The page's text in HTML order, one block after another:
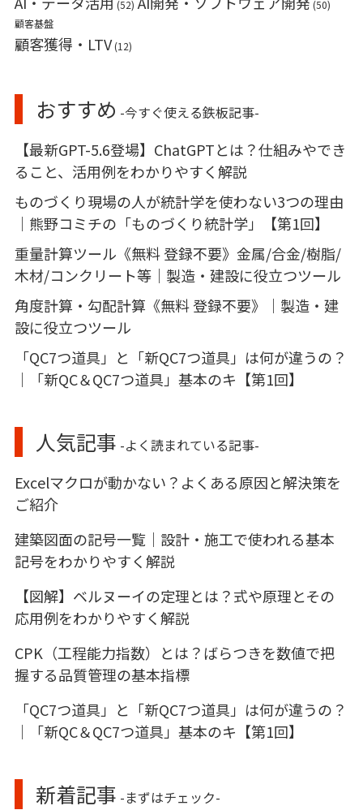
(52)
(50)
顧客基盤
顧客獲得・LTV(12)
おすすめ -今すぐ使える鉄板記事-
【最新GPT-5.6登場】ChatGPTとは？仕組みやでき
ること、活用例をわかりやすく解説
ものづくり現場の人が統計学を使わない3つの理由
｜熊野コミチの「ものづくり統計学」【第1回】
重量計算ツール《無料 登録不要》金属/合金/樹脂/
木材/コンクリート等｜製造・建設に役立つツール
角度計算・勾配計算《無料 登録不要》｜製造・建
設に役立つツール
「QC7つ道具」と「新QC7つ道具」は何が違うの？
｜「新QC＆QC7つ道具」基本のキ【第1回】
人気記事 -よく読まれている記事-
Excelマクロが動かない？よくある原因と解決策を
ご紹介
建築図面の記号一覧｜設計・施工で使われる基本
記号をわかりやすく解説
【図解】ベルヌーイの定理とは？式や原理とその
応用例をわかりやすく解説
CPK（工程能力指数）とは？ばらつきを数値で把
握する品質管理の基本指標
「QC7つ道具」と「新QC7つ道具」は何が違うの？
｜「新QC＆QC7つ道具」基本のキ【第1回】
新着記事 -まずはチェック-